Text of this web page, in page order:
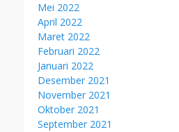
Mei 2022
April 2022
Maret 2022
Februari 2022
Januari 2022
Desember 2021
November 2021
Oktober 2021
September 2021